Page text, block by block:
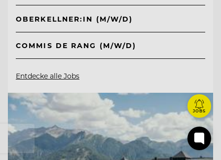
OBERKELLNER:IN (M/W/D)
COMMIS DE RANG (M/W/D)
Entdecke alle Jobs
JOBS